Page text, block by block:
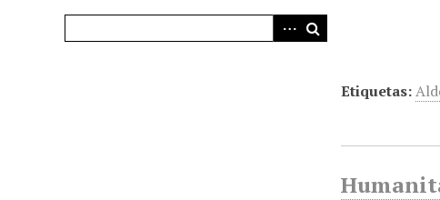
Etiquetas: